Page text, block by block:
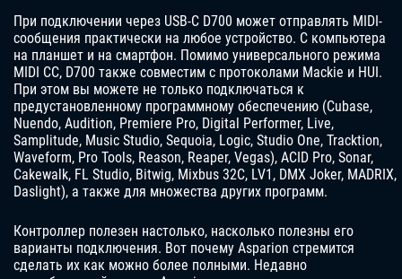
При подключении через USB-C D700 может отправлять MIDI-
сообщения практически на любое устройство. С компьютера
на планшет и на смартфон. Помимо универсального режима
MIDI CC, D700 также совместим с протоколами Mackie и HUI.
При этом вы можете не только подключаться к
предустановленному программному обеспечению (Cubase,
Nuendo, Audition, Premiere Pro, Digital Performer, Live,
Samplitude, Music Studio, Sequoia, Logic, Studio One, Tracktion,
Waveform, Pro Tools, Reason, Reaper, Vegas), ACID Pro, Sonar,
Cakewalk, FL Studio, Bitwig, Mixbus 32C, LV1, DMX Joker, MADRIX,
Daslight), а также для множества других программ.
Контроллер полезен настолько, насколько полезны его
варианты подключения. Вот почему Asparion стремится
сделать их как можно более полными. Недавно